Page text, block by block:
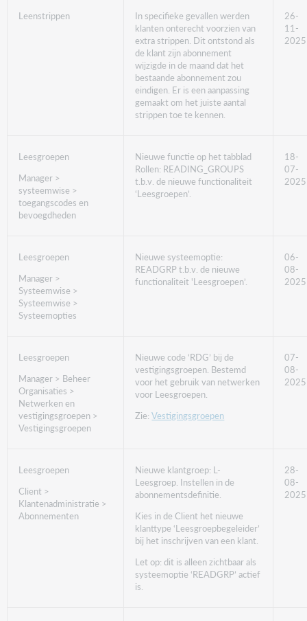
Leenstrippen
In specifieke gevallen werden
klanten onterecht voorzien van
extra strippen. Dit ontstond als
de klant zijn abonnement
wijzigde in de maand dat het
bestaande abonnement zou
eindigen. Er is een aanpassing
gemaakt om het juiste aantal
strippen toe te kennen.
26-
11-
2025
Leesgroepen
Manager >
systeemwise >
toegangscodes en
bevoegdheden
Nieuwe functie op het tabblad
Rollen: READING_GROUPS
t.b.v. de nieuwe functionaliteit
‘Leesgroepen’.
18-
07-
2025
Leesgroepen
Manager >
Systeemwise >
Systeemwise >
Systeemopties
Nieuwe systeemoptie:
READGRP t.b.v. de nieuwe
functionaliteit 'Leesgroepen’.
06-
08-
2025
Leesgroepen
Manager > Beheer
Organisaties >
Netwerken en
vestigingsgroepen >
Vestigingsgroepen
Nieuwe code ‘RDG’ bij de
vestigingsgroepen. Bestemd
voor het gebruik van netwerken
voor Leesgroepen.
Zie:Vestigingsgroepen
07-
08-
2025
Leesgroepen
Client >
Klantenadministratie >
Abonnementen
Nieuwe klantgroep: L-
Leesgroep. Instellen in de
abonnementsdefinitie.
Kies in de Client het nieuwe
klanttype ‘Leesgroepbegeleider’
bij het inschrijven van een klant.
Let op: dit is alleen zichtbaar als
systeemoptie ‘READGRP’ actief
is.
28-
08-
2025